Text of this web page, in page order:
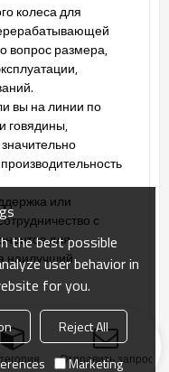
колеса для
вопрос размера,
вы на линии по
говядины,
или
с
для
наилучший
Отправить запрос
the best possible
user behavior in
for you.
Reject All
Marketing